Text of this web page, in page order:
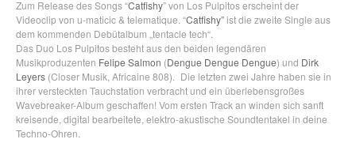
Zum Release des Songs “Catfishy” von Los Pulpitos erscheint der
Videoclip von u-maticic & telematique. “Catfishy”ist die zweite Single aus
dem kommenden Debütalbum „tentacle tech“.
Das Duo Los Pulpitos besteht aus den beiden legendären
Musikproduzenten Felipe Salmon (Dengue Dengue Dengue) und Dirk
Leyers (Closer Musik, Africaine 808). Die letzten zwei Jahre haben sie in
ihrer versteckten Tauchstation verbracht und ein überlebensgroßes
Wavebreaker-Album geschaffen! Vom ersten Track an winden sich sanft
kreisende, digital bearbeitete, elektro-akustische Soundtentakel in deine
Techno-Ohren.